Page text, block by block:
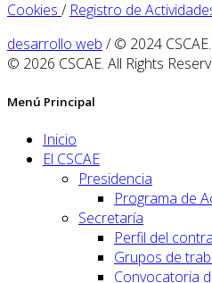
Cookies / Registro de
desarrollo web / © 2024
© 2026 CSCAE. All Rights
Menú Principal
Inicio
El CSCAE
Presidencia
Programa de
Secretaría
Perfil del
Grupos de
Convocatoria